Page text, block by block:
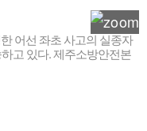
어선 좌초 사고의 실종자
고 있다. 제주소방안전본